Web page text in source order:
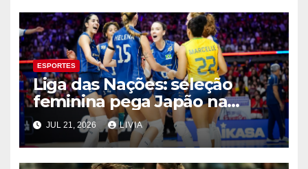
ESPORTES
Liga das Nações: seleção
feminina pega Japão na
quarta em 1º mata-mata
JUL 21, 2026 LIVIA